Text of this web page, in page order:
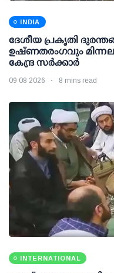
INDIA
ദേശീയ പ്രകൃതി
ഉഷ്ണതരംഗവും
കേന്ദ്ര സര്‍ക്കാര്‍
09 08 2026 8 mins read
INTERNATIONAL